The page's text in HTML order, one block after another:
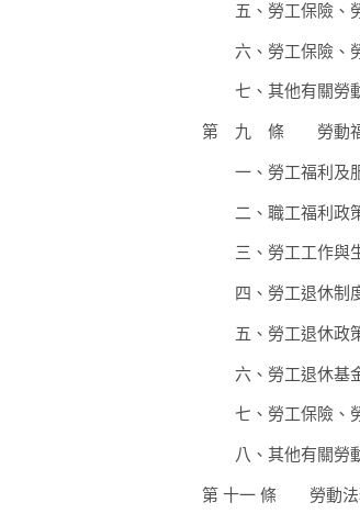
五、 勞工保險、
六、 勞工保險、
七、其他有關勞
第 九 條 勞動福
一、 勞工福利及
二、職工福利政
三、 勞工工作與
四、 勞工退休制
五、 勞工退休政
六、 勞工退休基
七、 勞工保險、
八、其他有關勞
第 十一 條 勞動法